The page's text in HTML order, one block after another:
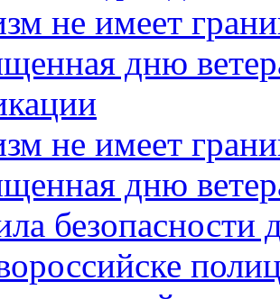
не имеет
дню
не имеет
дню
безопасности